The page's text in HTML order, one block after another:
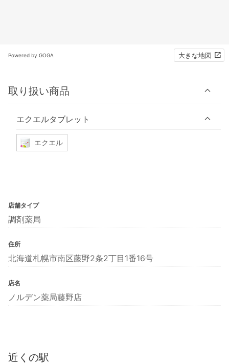
Powered by GOGA 大きな地図
取り扱い商品
エクエルタブレット
エクエル
店舗タイプ
調剤薬局
住所
北海道札幌市南区藤野2条2丁目1番16号
店名
ノルデン薬局藤野店
近くの駅